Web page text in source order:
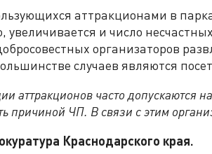
аттракционами в
увеличивается и число
организаторов
случаев являются
аттракционов часто допускаются
причиной ЧП. В связи с этим
Краснодарского края.